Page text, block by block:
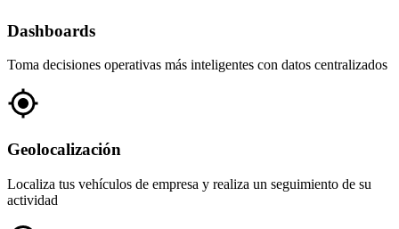
Dashboards
Toma decisiones operativas más inteligentes con datos centralizados
Geolocalización
Localiza tus vehículos de empresa y realiza un seguimiento de su
actividad